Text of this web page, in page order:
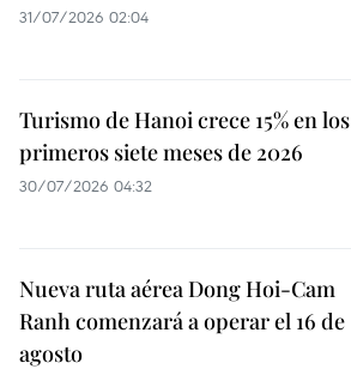
31/07/2026 02:04
Turismo de Hanoi crece 15% en los
primeros siete meses de 2026
30/07/2026 04:32
Nueva ruta aérea Dong Hoi-Cam
Ranh comenzará a operar el 16 de
agosto